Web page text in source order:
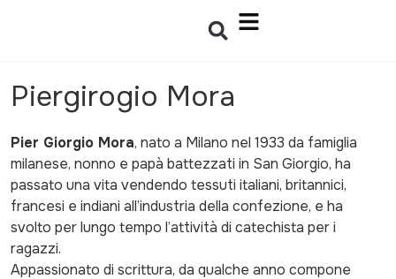
Piergirogio Mora
Pier Giorgio Mora, nato a Milano nel 1933 da famiglia
milanese, nonno e papà battezzati in San Giorgio, ha
passato una vita vendendo tessuti italiani, britannici,
francesi e indiani all’industria della confezione, e ha
svolto per lungo tempo l’attività di catechista per i
ragazzi.
Appassionato di scrittura, da qualche anno compone